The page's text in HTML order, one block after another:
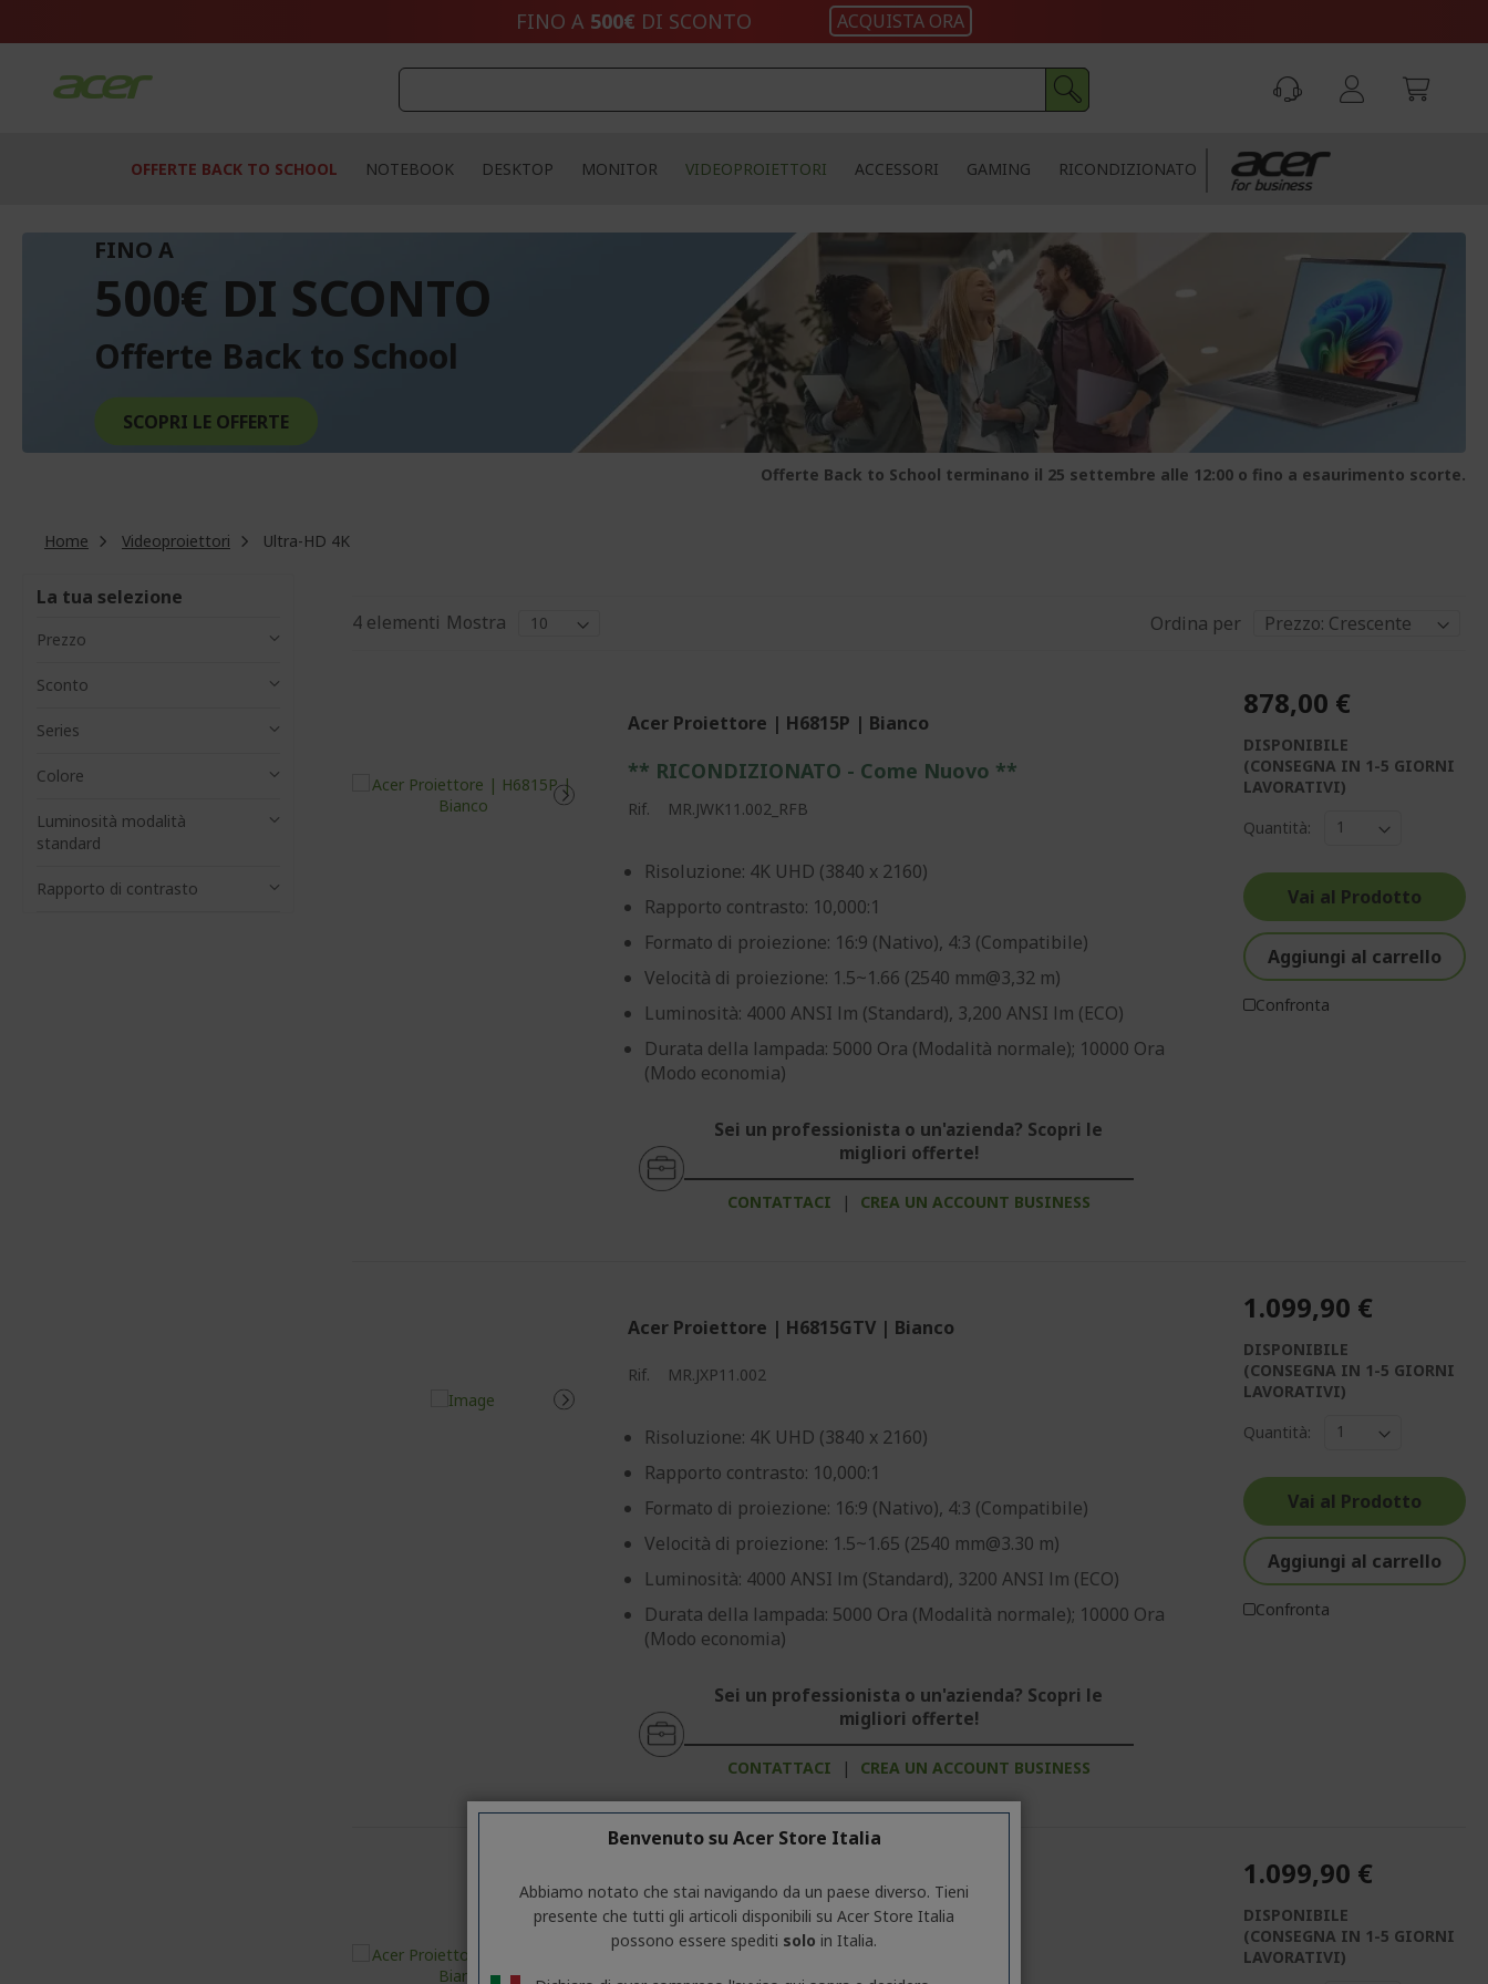
FINO A 500€ DI SCONTO ACQUISTA ORA
OFFERTE BACK TO SCHOOL NOTEBOOK DESKTOP MONITOR VIDEOPROIETTORI ACCESSORI GAMING RICONDIZIONATO
FINO A
500€ DI SCONTO
Offerte Back to School
SCOPRI LE OFFERTE
Offerte Back to School terminano il 25 settembre alle 12:00 o fino a esaurimento scorte.
Home Videoproiettori Ultra-HD 4K
4elementi Mostra Ordina per
Acer Proiettore | H6815P | Bianco
** RICONDIZIONATO - Come Nuovo **
Rif. MR.JWK11.002_RFB
Risoluzione: 4K UHD (3840 x 2160)
Rapporto contrasto: 10,000:1
Formato di proiezione: 16:9 (Nativo), 4:3 (Compatibile)
Velocità di proiezione: 1.5~1.66 (2540 mm@3,32 m)
Luminosità: 4000 ANSI lm (Standard), 3,200 ANSI lm (ECO)
Durata della lampada: 5000 Ora (Modalità normale); 10000 Ora
(Modo economia)
Sei un professionista o un'azienda? Scopri le
migliori offerte!
CONTATTACI | CREA UN ACCOUNT BUSINESS
878,00 €
DISPONIBILE
(CONSEGNA IN 1-5 GIORNI
LAVORATIVI)
Quantità:
Vai al Prodotto
Aggiungi al carrello
Confronta
Acer Proiettore | H6815GTV | Bianco
Rif. MR.JXP11.002
Risoluzione: 4K UHD (3840 x 2160)
Rapporto contrasto: 10,000:1
Formato di proiezione: 16:9 (Nativo), 4:3 (Compatibile)
Velocità di proiezione: 1.5~1.65 (2540 mm@3.30 m)
Luminosità: 4000 ANSI lm (Standard), 3200 ANSI lm (ECO)
Durata della lampada: 5000 Ora (Modalità normale); 10000 Ora
(Modo economia)
Sei un professionista o un'azienda? Scopri le
migliori offerte!
CONTATTACI | CREA UN ACCOUNT BUSINESS
1.099,90 €
DISPONIBILE
(CONSEGNA IN 1-5 GIORNI
LAVORATIVI)
Quantità:
Vai al Prodotto
Aggiungi al carrello
Confronta
Acer Proiettore | H6815P | Bianco
Rif. MR.JWK11.002
1.099,90 €
DISPONIBILE
(CONSEGNA IN 1-5 GIORNI
LAVORATIVI)
La tua selezione
Prezzo
Sconto
Series
Colore
Luminosità modalità
standard
Rapporto di contrasto
Benvenuto su Acer Store Italia
Abbiamo notato che stai navigando da un paese diverso. Tieni
presente che tutti gli articoli disponibili su Acer Store Italia
possono essere spediti solo in Italia.